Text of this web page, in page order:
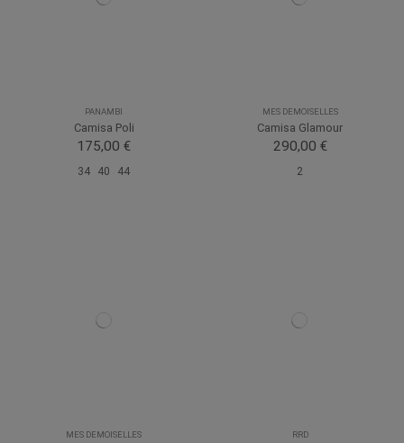
PANAMBI
Camisa Poli
175,00 €
34 40 44
MES DEMOISELLES
Camisa Glamour
290,00 €
2
MES DEMOISELLES RRD